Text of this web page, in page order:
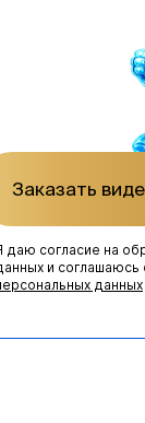
Заказать
даю согласие на
и соглашаюсь
данных